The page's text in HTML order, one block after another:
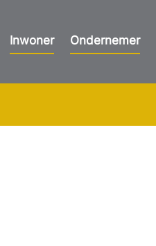
Inwoner Ondernemer